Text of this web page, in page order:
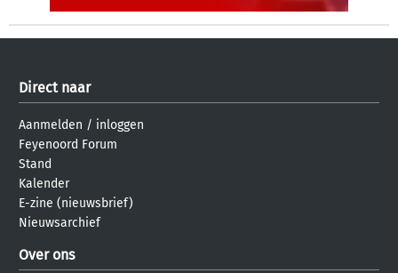
Direct naar
Aanmelden / inloggen
Feyenoord Forum
Stand
Kalender
E-zine (nieuwsbrief)
Nieuwsarchief
Over ons